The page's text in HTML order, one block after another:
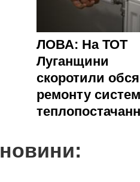
ЛОВА: На ТОТ
Луганщини
скоротили
ремонту